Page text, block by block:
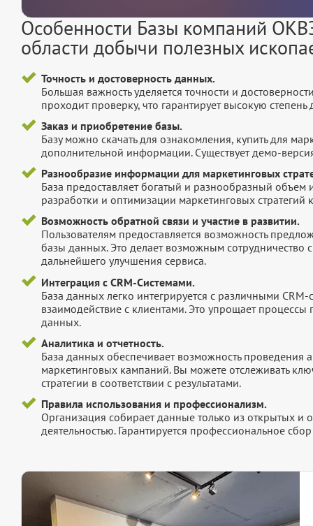
Особенности Базы компаний
области добычи полезных
Точность и достоверность данных.
Большая важность уделяется точности и
проходит проверку, что гарантирует высокую
Заказ и приобретение базы.
Базу можно скачать для ознакомления, купить для
дополнительной информации. Существует демо-
Разнообразие информации для маркетинговых
База предоставляет богатый и разнообразный
разработки и оптимизации маркетинговых стратегий
Возможность обратной связи и участие в развитии.
Пользователям предоставляется возможность
базы данных. Это делает возможным сотрудничество
дальнейшего улучшения сервиса.
Интеграция с CRM-Системами.
База данных легко интегрируется с различными
взаимодействие с клиентами. Это упрощает
данных.
Аналитика и отчетность.
База данных обеспечивает возможность проведения
маркетинговых кампаний. Вы можете отслеживать
стратегии в соответствии с результатами.
Правила использования и профессионализм.
Организация собирает данные только из открытых и
деятельностью. Гарантируется профессиональное